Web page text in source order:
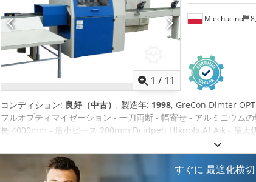
1 / 11
Miechucino
コンディション: 良好（中古） , 製造年: 1998, GreCon Dimter
フルオプティマイゼーション - 一刀両断 - 幅寄せ - アルミニウム
長 4000mm - 最小ピース 200mm Dcjdpeh Hfknofx Af Ajk - 最大
ード径 500mm - モーター出力 9 kW - 送り速度MAX160m/分 - 加
3つのイジェクター - ドロップテーブル - ロータリーテーブル -
- 高さ220cm - 重量 3500kg
すぐに 最適化横